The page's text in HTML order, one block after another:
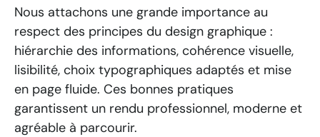
Nous attachons une grande importance au
respect des principes du design graphique :
hiérarchie des informations, cohérence visuelle,
lisibilité, choix typographiques adaptés et mise
en page fluide. Ces bonnes pratiques
garantissent un rendu professionnel, moderne et
agréable à parcourir.